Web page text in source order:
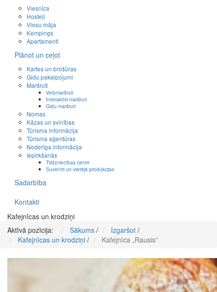
Viesnīca
Hosteļi
Viesu māja
Kempings
Apartamenti
Plānot un ceļot
Kartes un brošūras
Gidu pakalpojumi
Maršruti
Velomaršruti
Interaktīvi maršruti
Gidu maršruti
Nomas
Kāzas un svinības
Tūrisma informācija
Tūrisma aģentūras
Noderīga informācija
Iepirkšanās
Tirdzniecības centri
Suvenīri un vietējā produkcijas
Sadarbība
Kontakti
Kafejnīcas un krodziņi
Aktīvā pozīcija:
Sākums / Izgaršot /
Kafejnīcas un krodziņi / Kafejnīca „Rausis”